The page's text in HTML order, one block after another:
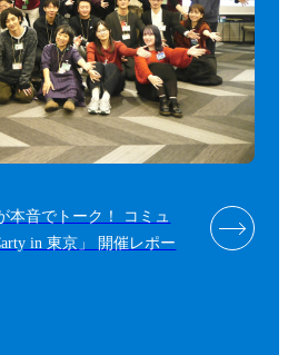
本音でトーク！ コミュ
in 東京」 開催レポー